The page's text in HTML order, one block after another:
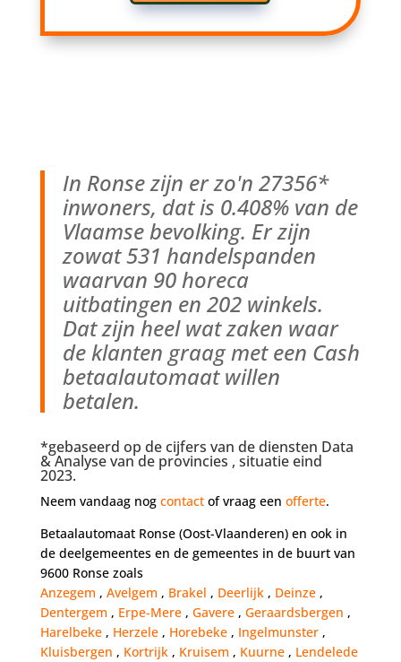
In Ronse zijn er zo'n 27356*
inwoners, dat is 0.408% van de
Vlaamse bevolking. Er zijn
zowat 531 handelspanden
waarvan 90 horeca
uitbatingen en 202 winkels.
Dat zijn heel wat zaken waar
de klanten graag met een Cash
betaalautomaat willen
betalen.
*gebaseerd op de cijfers van de diensten Data
& Analyse van de provincies , situatie eind
2023.
Neem vandaag nog contactof vraag een offerte.
Betaalautomaat Ronse (Oost-Vlaanderen) en ook in
de deelgemeentes en de gemeentes in de buurt van
9600 Ronse zoals
Anzegem , Avelgem , Brakel , Deerlijk , Deinze ,
Dentergem , Erpe-Mere , Gavere , Geraardsbergen ,
Harelbeke , Herzele , Horebeke , Ingelmunster ,
Kluisbergen , Kortrijk , Kruisem , Kuurne , Lendelede